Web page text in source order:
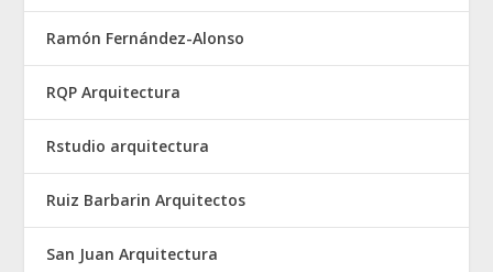
Ramón Fernández-Alonso
RQP Arquitectura
Rstudio arquitectura
Ruiz Barbarin Arquitectos
San Juan Arquitectura